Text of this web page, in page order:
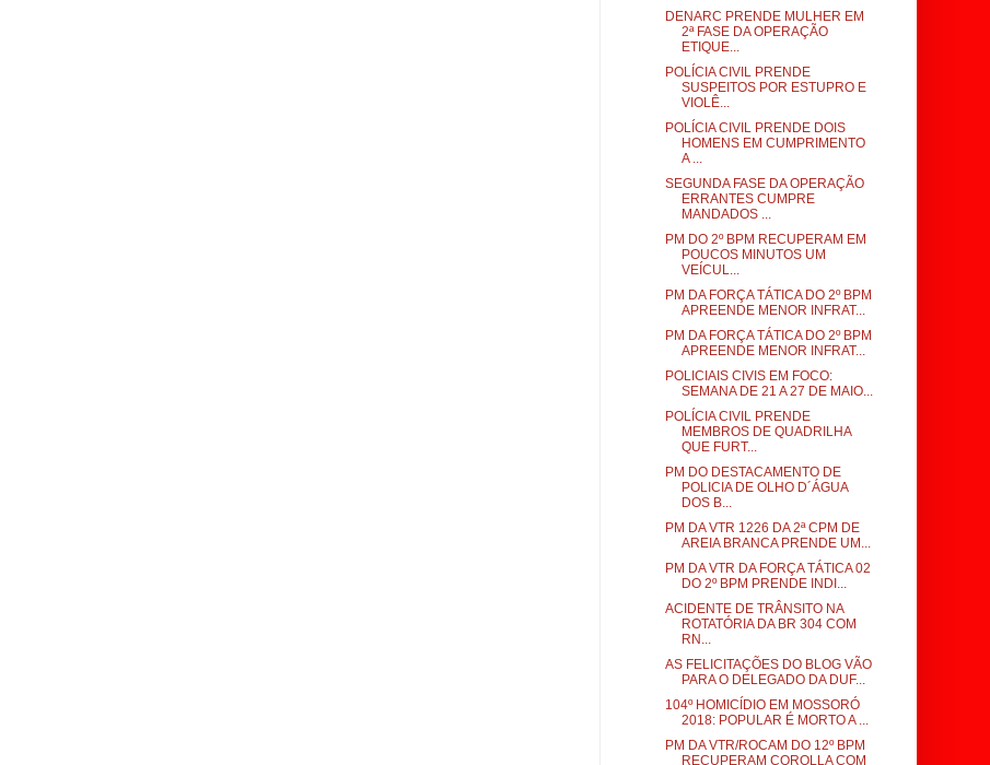
DENARC PRENDE MULHER EM
2ª FASE DA OPERAÇÃO
ETIQUE...
POLÍCIA CIVIL PRENDE
SUSPEITOS POR ESTUPRO E
VIOLÊ...
POLÍCIA CIVIL PRENDE DOIS
HOMENS EM CUMPRIMENTO
A ...
SEGUNDA FASE DA OPERAÇÃO
ERRANTES CUMPRE
MANDADOS ...
PM DO 2º BPM RECUPERAM EM
POUCOS MINUTOS UM
VEÍCUL...
PM DA FORÇA TÁTICA DO 2º BPM
APREENDE MENOR INFRAT...
PM DA FORÇA TÁTICA DO 2º BPM
APREENDE MENOR INFRAT...
POLICIAIS CIVIS EM FOCO:
SEMANA DE 21 A 27 DE MAIO...
POLÍCIA CIVIL PRENDE
MEMBROS DE QUADRILHA
QUE FURT...
PM DO DESTACAMENTO DE
POLICIA DE OLHO D´ÁGUA
DOS B...
PM DA VTR 1226 DA 2ª CPM DE
AREIA BRANCA PRENDE UM...
PM DA VTR DA FORÇA TÁTICA 02
DO 2º BPM PRENDE INDI...
ACIDENTE DE TRÂNSITO NA
ROTATÓRIA DA BR 304 COM
RN...
AS FELICITAÇÕES DO BLOG VÃO
PARA O DELEGADO DA DUF...
104º HOMICÍDIO EM MOSSORÓ
2018: POPULAR É MORTO A ...
PM DA VTR/ROCAM DO 12º BPM
RECUPERAM COROLLA COM